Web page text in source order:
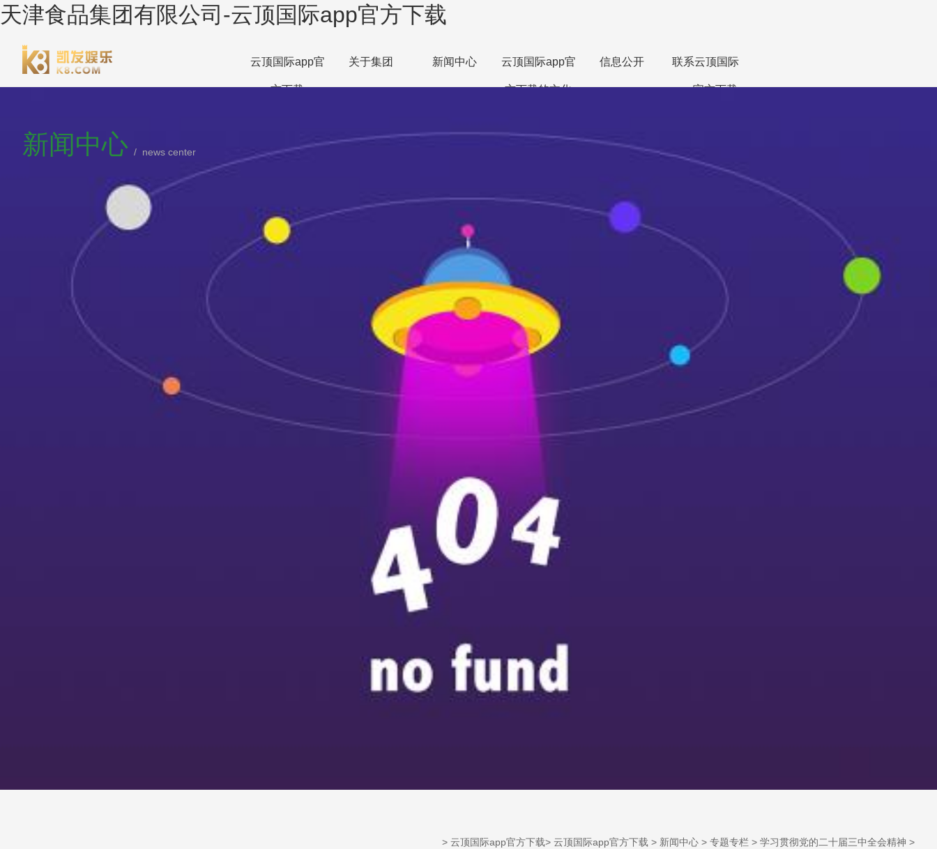
天津食品集团有限公司-云顶国际app官方下载
云顶国际app官
方下载
关于集团 新闻中心 云顶国际app官
方下载的文化
信息公开 联系云顶国际
app官方下载
新闻中心 / news center
> 云顶国际app官方下载> 云顶国际app官方下载 > 新闻中心 > 专题专栏 > 学习贯彻党的二十届三中全会精神 >